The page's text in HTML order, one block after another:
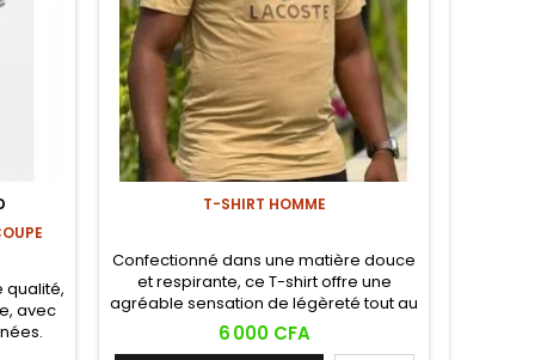
qualité,
avec
T-SHIRT HOMME
Confectionné dans une matière douce
et respirante, ce T-shirt offre une
agréable sensation de légèreté tout au
long de la journée. Très bonne idée de
cadeau homme !
Prix
6 000 CFA